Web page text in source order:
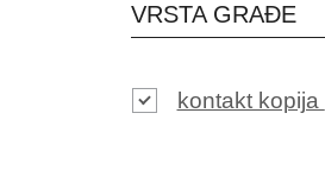
VRSTA GRAĐE
kontakt kopija